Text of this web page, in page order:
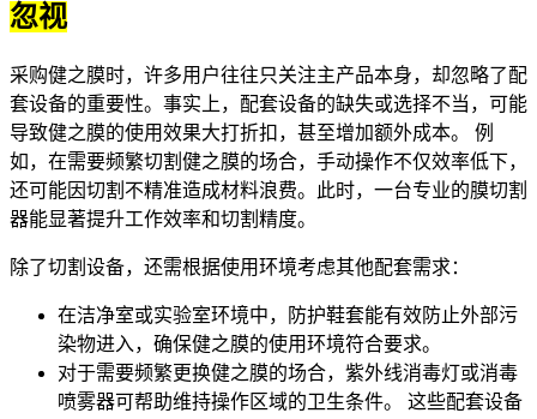
忽视
采购健之膜时，许多用户往往只关注主产品本身，却忽略了配
套设备的重要性。事实上，配套设备的缺失或选择不当，可能
导致健之膜的使用效果大打折扣，甚至增加额外成本。 例
如，在需要频繁切割健之膜的场合，手动操作不仅效率低下，
还可能因切割不精准造成材料浪费。此时，一台专业的膜切割
器能显著提升工作效率和切割精度。
除了切割设备，还需根据使用环境考虑其他配套需求：
在洁净室或实验室环境中， 防护鞋套能有效防止外部污
染物进入，确保健之膜的使用环境符合要求。
对于需要频繁更换健之膜的场合， 紫外线消毒灯或消毒
喷雾器可帮助维持操作区域的卫生条件。 这些配套设备